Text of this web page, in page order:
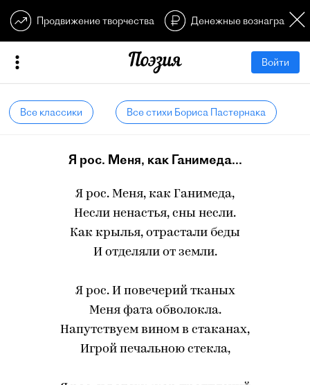
Продвижение творчества Денежные
Войти
Все классики Все стихи Бориса Пастернака
Я рос. Меня, как Ганимеда...
Я рос. Меня, как Ганимеда,
Несли ненастья, сны несли.
Как крылья, отрастали беды
И отделяли от земли.
Я рос. И повечерий тканых
Меня фата обволокла.
Напутствуем вином в стаканах,
Игрой печальною стекла,